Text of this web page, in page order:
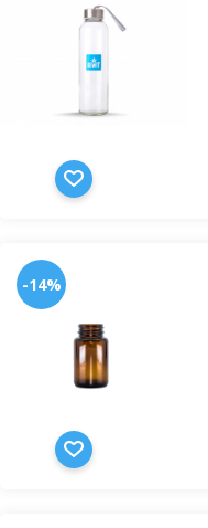
-14%